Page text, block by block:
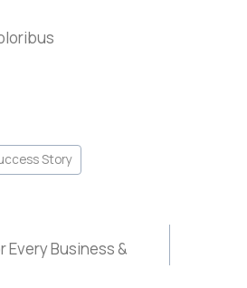
Story
Every Business &